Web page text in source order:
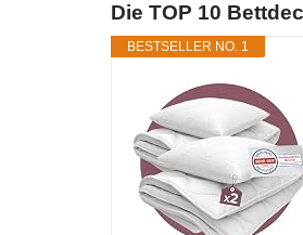
Die TOP 10
BESTSELLER NO. 1